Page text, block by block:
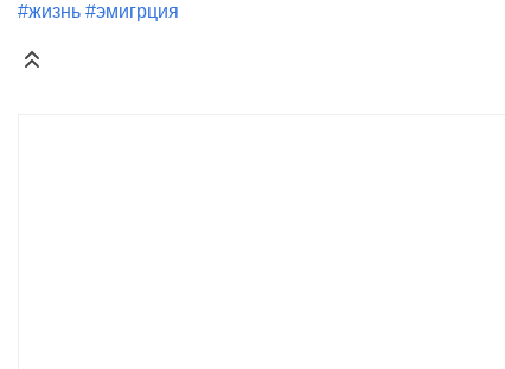
#жизнь #эмигрция